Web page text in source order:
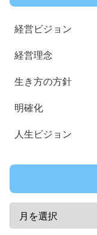
経営ビジョン
経営理念
生き方の方針
明確化
人生ビジョン